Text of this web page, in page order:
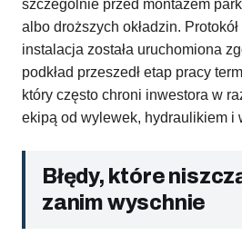
szczególnie przed montażem
albo droższych okładzin.
instalacja została uruchomiona
podkład przeszedł etap pracy
który często chroni inwestora w
ekipą od wylewek, hydraulikiem i
Błędy, które
zanim wyschnie